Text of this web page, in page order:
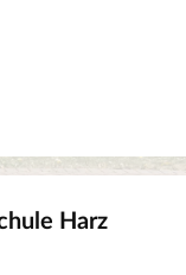
Harz